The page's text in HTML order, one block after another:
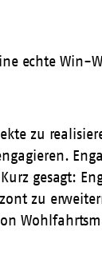
echte Win-
zu
gesagt:
zu